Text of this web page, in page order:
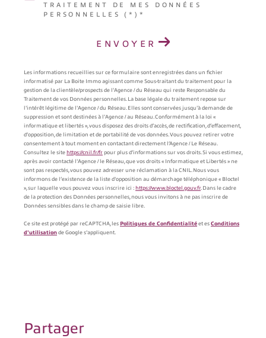
TRAITEMENT DE MES DONNÉES
PERSONNELLES (*)*
ENVOYER
Les informations recueillies sur ce formulaire sont enregistrées dans un fichier
informatisé par La Boite Immo agissant comme Sous-traitant du traitement pour la
gestion de la clientèle/prospects de l'Agence / du Réseau qui reste Responsable du
Traitement de vos Données personnelles. La base légale du traitement repose sur
l'intérêt légitime de l'Agence / du Réseau. Elles sont conservées jusqu'à demande de
suppression et sont destinées à l'Agence / au Réseau. Conformément à la loi «
informatique et libertés », vous disposez des droits d’accès, de rectification, d’effacement,
d’opposition, de limitation et de portabilité de vos données. Vous pouvez retirer votre
consentement à tout moment en contactant directement l’Agence / Le Réseau.
Consultez le site https://cnil.fr/fr pour plus d’informations sur vos droits. Si vous estimez,
après avoir contacté l'Agence / le Réseau, que vos droits « Informatique et Libertés » ne
sont pas respectés, vous pouvez adresser une réclamation à la CNIL. Nous vous
informons de l’existence de la liste d'opposition au démarchage téléphonique « Bloctel
», sur laquelle vous pouvez vous inscrire ici : https://www.bloctel.gouv.fr. Dans le cadre
de la protection des Données personnelles, nous vous invitons à ne pas inscrire de
Données sensibles dans le champ de saisie libre.
Ce site est protégé par reCAPTCHA, les Politiques de Confidentialité et es Conditions
d'utilisation de Google s'appliquent.
partager